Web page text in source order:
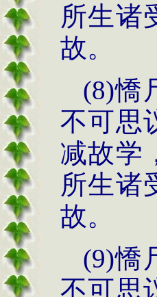
所生诸
故。
(8)憍
不可思
减故学
所生诸
故。
(9)憍
不可思